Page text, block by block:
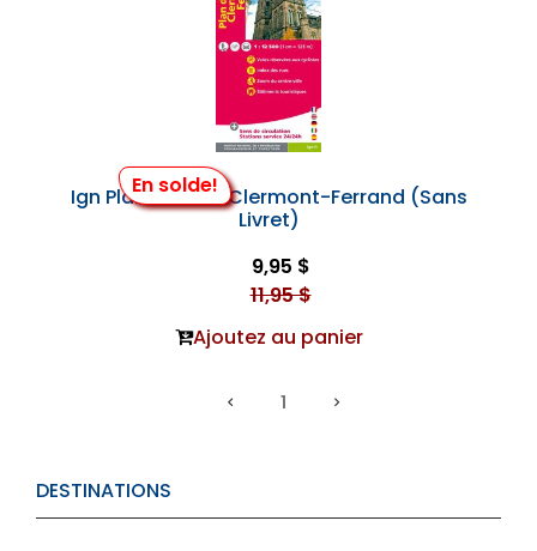
DESTINATIONS
En solde!
Ign Plan #72515 Clermont-Ferrand (Sans
Livret)
9,95 $
11,95 $
Ajoutez au panier
1